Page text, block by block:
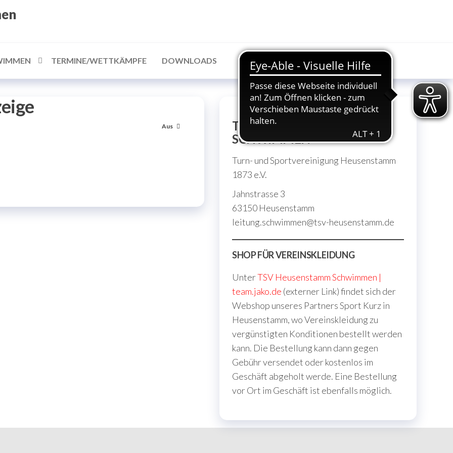
TERMINE/WETTKÄMPFE DOWNLOADS
Aus
TSV HEUSENSTAMM
SCHWIMMEN
Turn- und Sportvereinigung Heusenstamm
1873 e.V.
Jahnstrasse 3
63150 Heusenstamm
leitung.schwimmen@tsv-heusenstamm.de
SHOP FÜR VEREINSKLEIDUNG
UnterTSV Heusenstamm Schwimmen |
team.jako.de (externer Link) findet sich der
Webshop unseres Partners Sport Kurz in
Heusenstamm, wo Vereinskleidung zu
vergünstigten Konditionen bestellt werden
kann. Die Bestellung kann dann gegen
Gebühr versendet oder kostenlos im
Geschäft abgeholt werde. Eine Bestellung
vor Ort im Geschäft ist ebenfalls möglich.